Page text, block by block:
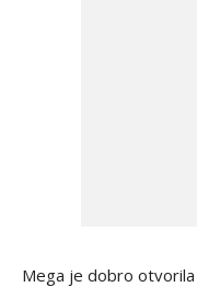
Mega je dobro